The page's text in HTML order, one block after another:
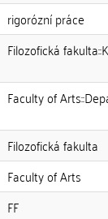
rigorózní práce
Filozofická
Faculty of
Filozofická fakulta
Faculty of Arts
FF